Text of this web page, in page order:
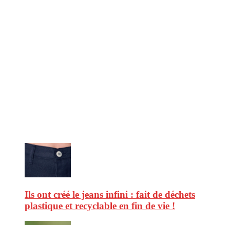
Ils ont créé le jeans infini : fait de déchets
plastique et recyclable en fin de vie !